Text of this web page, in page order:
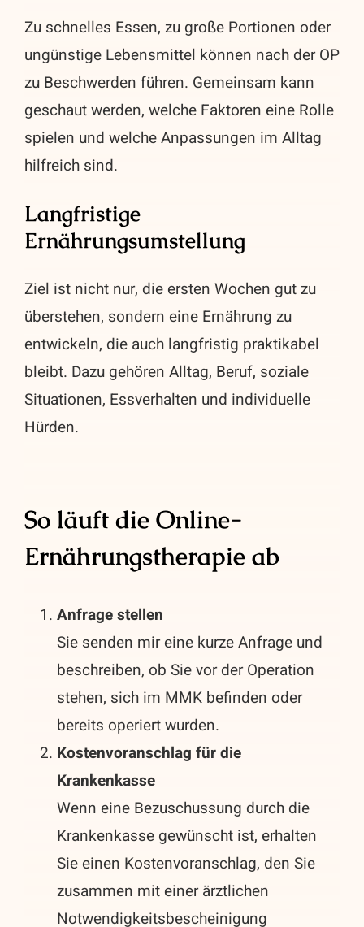
Zu schnelles Essen, zu große Portionen oder
ungünstige Lebensmittel können nach der OP
zu Beschwerden führen. Gemeinsam kann
geschaut werden, welche Faktoren eine Rolle
spielen und welche Anpassungen im Alltag
hilfreich sind.
Langfristige
Ernährungsumstellung
Ziel ist nicht nur, die ersten Wochen gut zu
überstehen, sondern eine Ernährung zu
entwickeln, die auch langfristig praktikabel
bleibt. Dazu gehören Alltag, Beruf, soziale
Situationen, Essverhalten und individuelle
Hürden.
So läuft die Online-
Ernährungstherapie ab
Anfrage stellen
Sie senden mir eine kurze Anfrage und
beschreiben, ob Sie vor der Operation
stehen, sich im MMK befinden oder
bereits operiert wurden.
Kostenvoranschlag für die
Krankenkasse
Wenn eine Bezuschussung durch die
Krankenkasse gewünscht ist, erhalten
Sie einen Kostenvoranschlag, den Sie
zusammen mit einer ärztlichen
Notwendigkeitsbescheinigung